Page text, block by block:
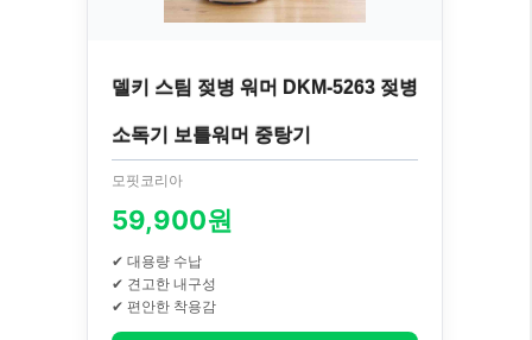
델키 스팀 젖병 워머 DKM-5263 젖병
소독기 보틀워머 중탕기
모핏코리아
59,900원
✔ 대용량 수납
✔ 견고한 내구성
✔ 편안한 착용감